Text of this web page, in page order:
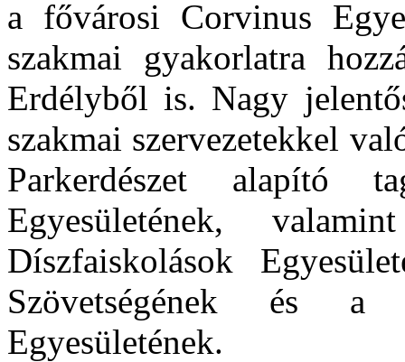
a fővárosi Corvinus
szakmai gyakorlatra
Erdélyből is. Nagy
szakmai szervezetekkel
Parkerdészet alapító
Egyesületének,
Díszfaiskolások
Szövetségének és a
Egyesületének.